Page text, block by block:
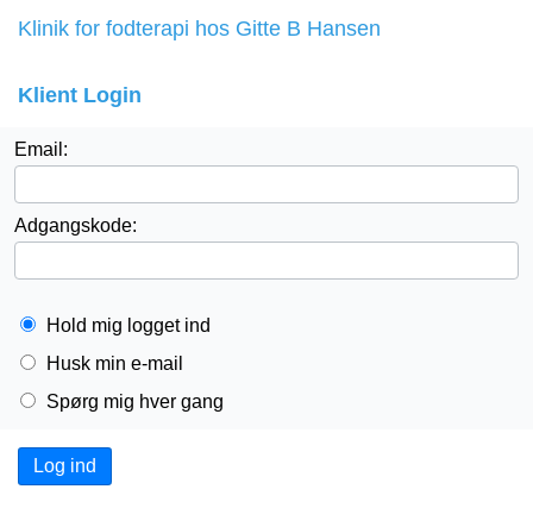
Klinik for fodterapi hos Gitte B Hansen
Klient Login
Email:
Adgangskode:
Hold mig logget ind
Husk min e-mail
Spørg mig hver gang
Log ind